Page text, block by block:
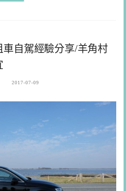
車自駕經驗分享/羊角村
2017-07-09